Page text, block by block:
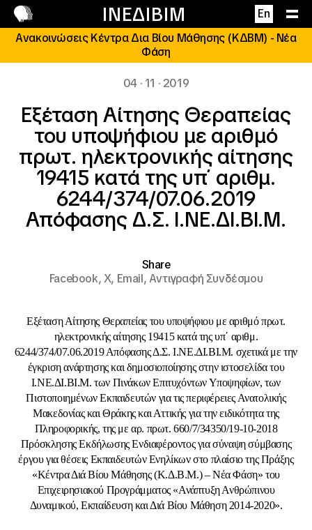
ΙΝΕΔΙΒΙΜ En
Επικοινωνία
Ανακοινώσεις Κέντρα Δια Βίου Μάθησης (ΚΔΒΜ) - Νέα
Φάση
04 · 11 · 2019
Εξέταση Αίτησης Θεραπείας
του υποψήφιου με αριθμό
πρωτ. ηλεκτρονικής αίτησης
19415 κατά της υπ΄ αριθμ.
6244/374/07.06.2019
Απόφασης Δ.Σ. Ι.ΝΕ.ΔΙ.ΒΙ.Μ.
Share
Facebook,X, Email,Αντιγραφή Συνδέσμου
Εξέταση Αίτησης Θεραπείας του υποψήφιου με αριθμό πρωτ.
ηλεκτρονικής αίτησης 19415 κατά της υπ΄ αριθμ.
6244/374/07.06.2019 Απόφασης Δ.Σ. Ι.ΝΕ.ΔΙ.ΒΙ.Μ. σχετικά με την
έγκριση ανάρτησης και δημοσιοποίησης στην ιστοσελίδα του
Ι.ΝΕ.ΔΙ.ΒΙ.Μ. των Πινάκων Επιτυχόντων Υποψηφίων, των
Πιστοποιημένων Εκπαιδευτών για τις περιφέρειες Ανατολικής
Μακεδονίας και Θράκης και Αττικής για την ειδικότητα της
Πληροφορικής, της με αρ. πρωτ. 660/7/34350/19-10-2018
Πρόσκλησης Εκδήλωσης Ενδιαφέροντος για σύναψη σύμβασης
έργου για θέσεις Εκπαιδευτών Ενηλίκων στο πλαίσιο της Πράξης
«Κέντρα Διά Βίου Μάθησης (Κ.Δ.Β.Μ.) – Νέα Φάση» του
Επιχειρησιακού Προγράμματος «Ανάπτυξη Ανθρώπινου
Δυναμικού, Εκπαίδευση και Διά Βίου Μάθηση 2014-2020».